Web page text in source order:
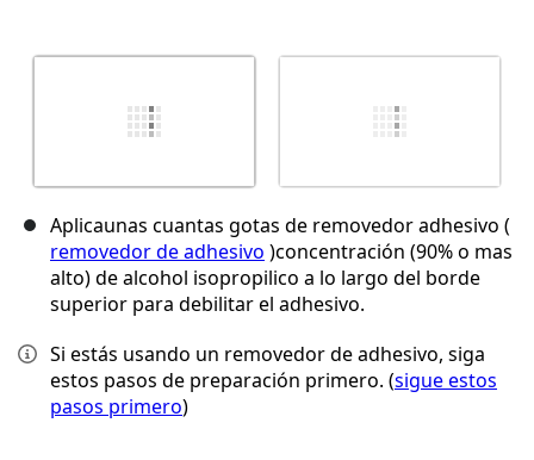
Aplicaunas cuantas gotas de removedor adhesivo (
removedor de adhesivo )concentración (90% o mas
alto) de alcohol isopropilico a lo largo del borde
superior para debilitar el adhesivo.
Si estás usando un removedor de adhesivo, siga
estos pasos de preparación primero. (sigue estos
pasos primero)